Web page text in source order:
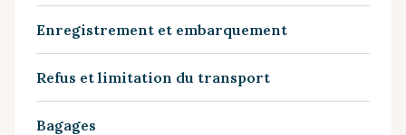
Enregistrement et embarquement
Refus et limitation du transport
Bagages